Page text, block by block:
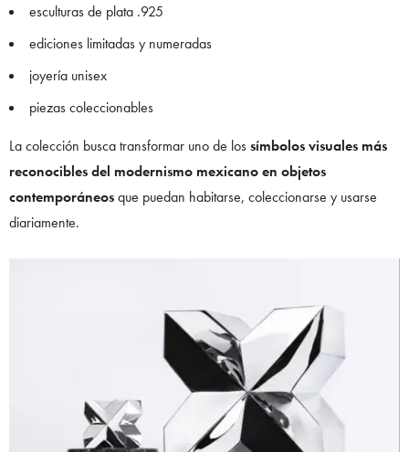
esculturas de plata .925
ediciones limitadas y numeradas
joyería unisex
piezas coleccionables
La colección busca transformar uno de lossímbolos visuales más
reconocibles del modernismo mexicano en objetos
contemporáneosque puedan habitarse, coleccionarse y usarse
diariamente.